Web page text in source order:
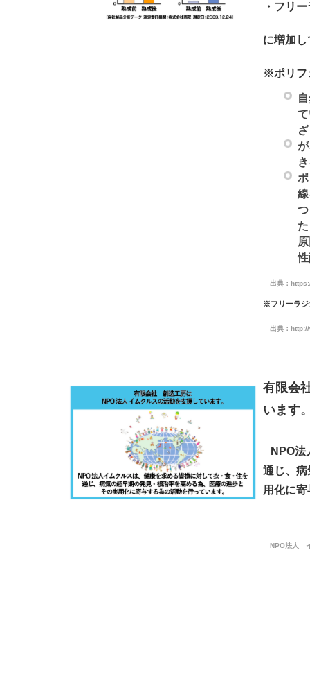
・フリ
に増加
※ポリフ
出典：
※フリーラジ
出典：
有限会
います
NPO
通じ、病
用化に
NPO法人